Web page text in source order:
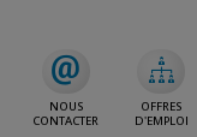
NOUS
CONTACTER
OFFRES
D'EMPLOI